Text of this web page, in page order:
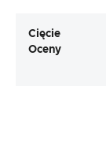
Cięcie
Oceny